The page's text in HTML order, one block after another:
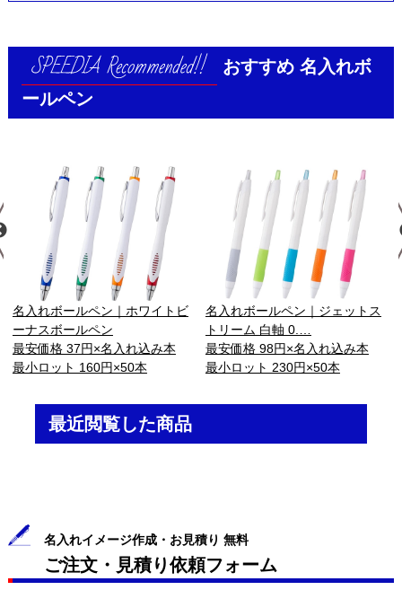
おすすめ 名入れボ
ールペン
名入れボールペン｜ホワイトビ
ーナスボールペン
最安価格 37円×名入れ込み本
最小ロット 160円×50本
名入れボールペン｜ジェットス
トリーム 白軸 0.…
最安価格 98円×名入れ込み本
最小ロット 230円×50本
最近閲覧した商品
名入れイメージ作成・お見積り 無料
ご注文・見積り依頼フォーム